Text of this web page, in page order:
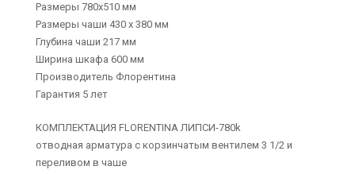
Размеры 780х510 мм
Размеры чаши 430 х 380 мм
Глубина чаши 217 мм
Ширина шкафа 600 мм
Производитель Флорентина
Гарантия 5 лет
КОМПЛЕКТАЦИЯ FLORENTINA ЛИПСИ-780k
отводная арматура с корзинчатым вентилем 3 1/2 и
переливом в чаше